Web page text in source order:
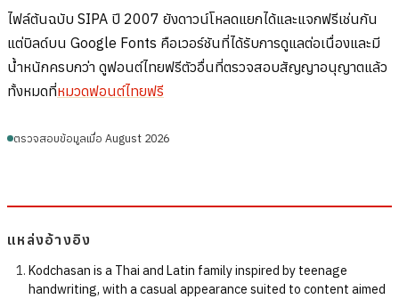
ไฟล์ต้นฉบับ SIPA ปี 2007 ยังดาวน์โหลดแยกได้และแจกฟรีเช่นกัน
แต่บิลด์บน Google Fonts คือเวอร์ชันที่ได้รับการดูแลต่อเนื่องและมี
น้ำหนักครบกว่า ดูฟอนต์ไทยฟรีตัวอื่นที่ตรวจสอบสัญญาอนุญาตแล้ว
ทั้งหมดที่หมวดฟอนต์ไทยฟรี
ตรวจสอบข้อมูลเมื่อ August 2026
แหล่งอ้างอิง
Kodchasan is a Thai and Latin family inspired by teenage
handwriting, with a casual appearance suited to content aimed